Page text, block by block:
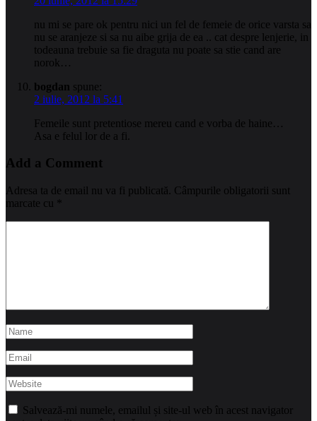
nu mi se pare ok pentru nici un fel de femeie de orice varsta sa
nu se aranjeze si sa nu aibe grija de ea .. cat despre lenjerie, in
todeauna trebuie sa fie draguta nu poate sa stie cand are
norok…
bogdan spune:
2 iulie, 2012 la 5:41
Femeile sunt pretentiose mereu cand e vorba de haine…
Asa e felul lor de a fi.
Add a Comment
Adresa ta de email nu va fi publicată. Câmpurile obligatorii sunt
marcate cu
Salvează-mi numele, emailul și site-ul web în acest navigator